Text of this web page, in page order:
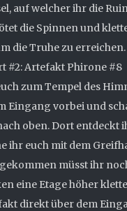
auf welcher ihr die
die Spinnen und
die Truhe zu erreichen.
#2: Artefakt Phirone #8
zum Tempel des
Eingang vorbei und
oben. Dort entdeckt
ihr euch mit dem
müsst ihr
eine Etage höher
direkt über dem